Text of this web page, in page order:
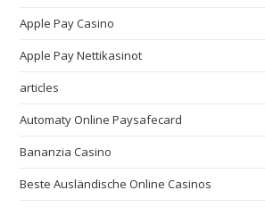
Apple Pay Casino
Apple Pay Nettikasinot
articles
Automaty Online Paysafecard
Bananzia Casino
Beste Ausländische Online Casinos